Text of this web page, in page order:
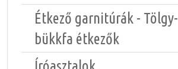
Étkező garnitúrák -
bükkfa étkezők